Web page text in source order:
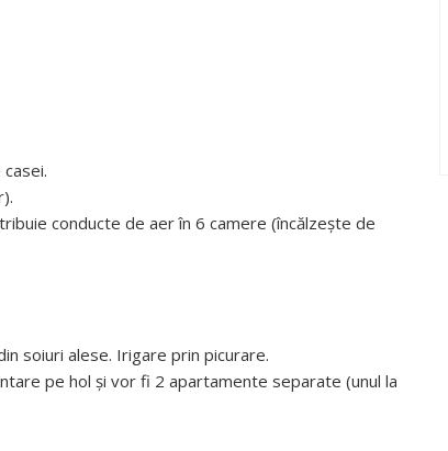
conducte de aer în 6 camere (încălzește de
soiuri alese. Irigare prin picurare.
pe hol și vor fi 2 apartamente separate (unul la